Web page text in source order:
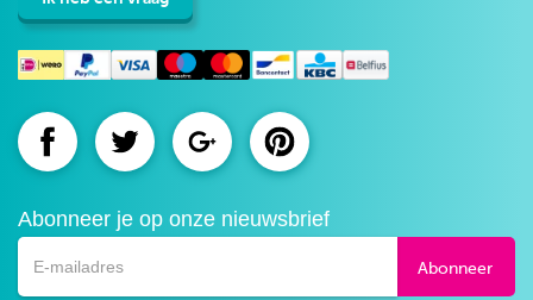
Route.nl
Facebook
Route.nlRoute.nlRoute.nl
Abonneer je op onze nieuwsbrief
Abonneer